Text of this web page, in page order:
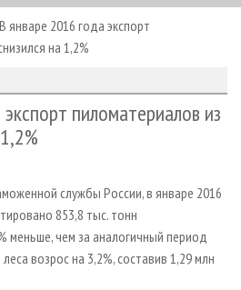
ПЛИТ
В январе 2016 года экспорт
на 1,2%
пиломатериалов из
службы России, в январе 2016
853,8 тыс. тонн
меньше, чем за аналогичный период
возрос на 3,2%, составив 1,29 млн